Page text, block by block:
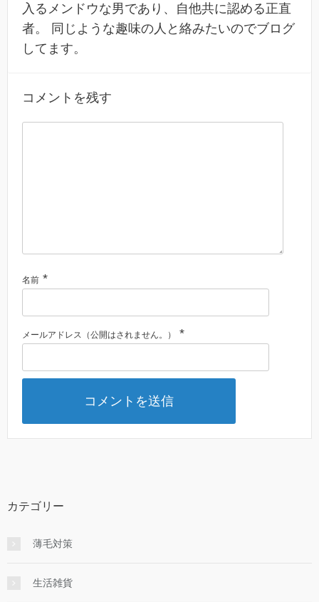
入るメンドウな男であり、自他共に認める正直
者。 同じような趣味の人と絡みたいのでブログ
してます。
コメントを残す
名前 *
メールアドレス（公開はされません。） *
カテゴリー
薄毛対策
生活雑貨